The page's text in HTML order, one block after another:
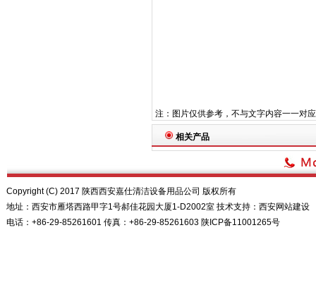
注：图片仅供参考，不与文字内容一一对
相关产品
Copyright (C) 2017 陕西西安嘉仕清洁设备用品公司 版权所有
地址：西安市雁塔西路甲字1号郝佳花园大厦1-D2002室 技术支持： 西安网站建设
电话：+86-29-85261601 传真：+86-29-85261603 陕ICP备11001265号